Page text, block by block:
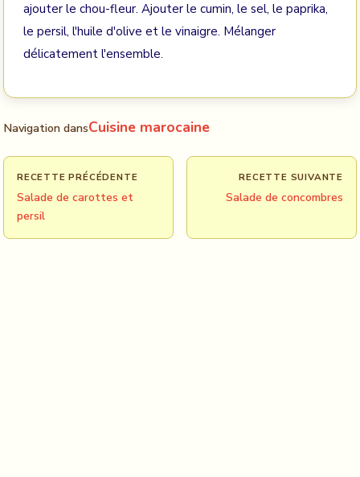
ajouter le chou-fleur. Ajouter le cumin, le sel, le paprika,
le persil, l'huile d'olive et le vinaigre. Mélanger
délicatement l'ensemble.
Navigation dansCuisine marocaine
RECETTE PRÉCÉDENTE
Salade de carottes et
persil
RECETTE SUIVANTE
Salade de concombres